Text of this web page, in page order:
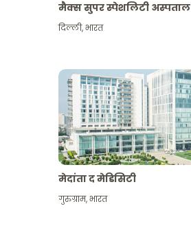
मैक्स सुपर स्पेशलिटी अस्पताल
दिल्ली,भारत
मेदांता द मेडिसिटी
गुरुग्राम,भारत